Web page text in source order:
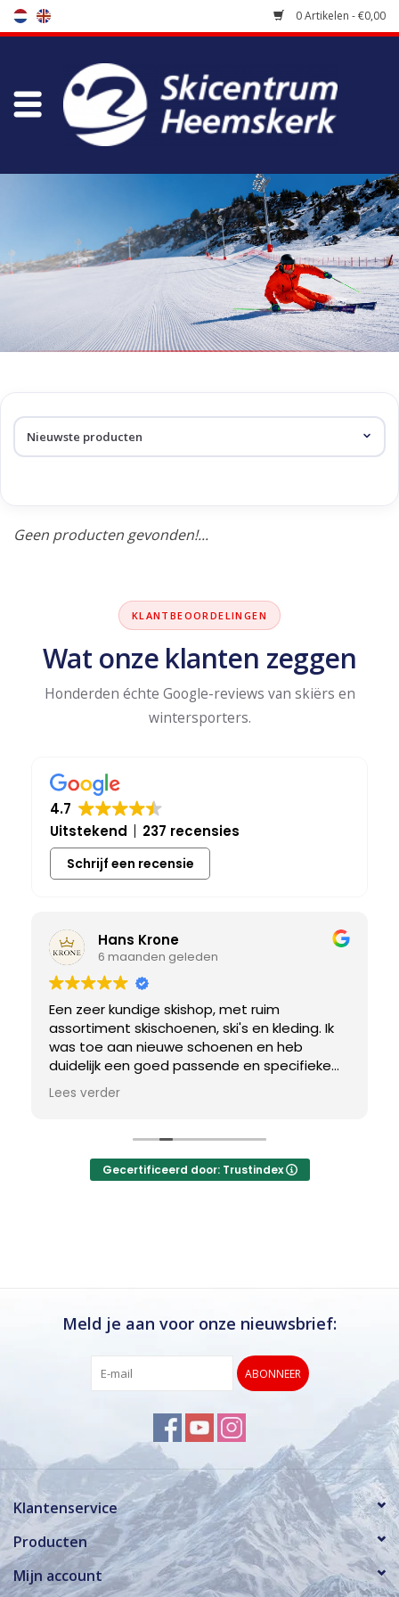
0 Artikelen - €0,00
Winkel
Onderhoud
Koopgidsen
Producten getagd met
thermo broek
Geen producten gevonden!...
KLANTBEOORDELINGEN
Wat onze klanten zeggen
Honderden échte Google-reviews van skiërs en
wintersporters.
4.7
Uitstekend
237 recensies
Schrijf een recensie
Hans Krone
6 maanden geleden
Een zeer kundige skishop, met ruim
assortiment skischoenen, ski's en kleding. Ik
was toe aan nieuwe schoenen en heb
duidelijk een goed passende en specifieke
breedtemaat nodig. Er werd uitgebreid de
tijd genomen om de juiste schoen te vinden.
gevonden, waar met een paar kleine
aanpassing het perfecte model van werd
gemaakt.
Lees verder
Gecertificeerd door: Trustindex
Meld je aan voor onze nieuwsbrief:
ABONNEER
Klantenservice
Producten
Mijn account